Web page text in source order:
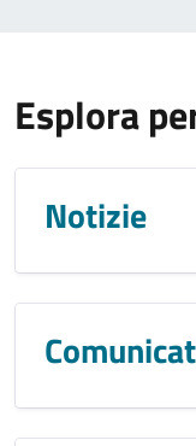
Esplora
Notizie